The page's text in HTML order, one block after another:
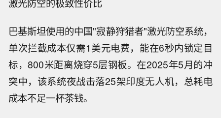
激光防空的极致性价比
巴基斯坦使用的中国"寂静狩猎者"激光防空系统，
单次拦截成本仅需1美元电费，能在6秒内锁定目
标，800米距离烧穿5层钢板。在2025年5月的冲
突中，该系统夜战击落25架印度无人机，总耗电
成本不足一杯茶钱。